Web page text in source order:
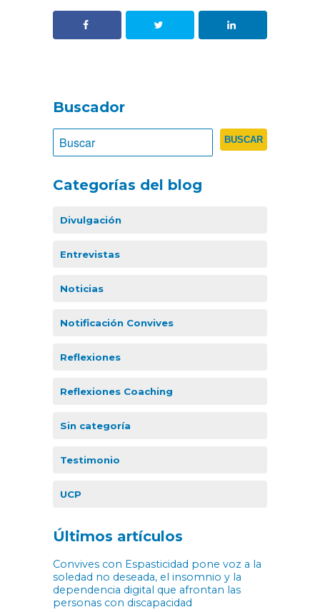
Buscador
Categorías del blog
Divulgación
Entrevistas
Noticias
Notificación Convives
Reflexiones
Reflexiones Coaching
Sin categoría
Testimonio
UCP
Últimos artículos
Convives con Espasticidad pone voz a la
soledad no deseada, el insomnio y la
dependencia digital que afrontan las
personas con discapacidad